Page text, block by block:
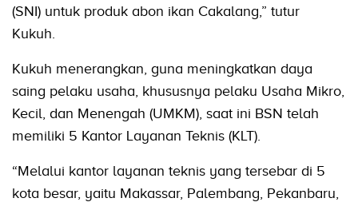
(SNI) untuk produk abon ikan Cakalang,” tutur
Kukuh.
Kukuh menerangkan, guna meningkatkan daya
saing pelaku usaha, khususnya pelaku Usaha Mikro,
Kecil, dan Menengah (UMKM), saat ini BSN telah
memiliki 5 Kantor Layanan Teknis (KLT).
“Melalui kantor layanan teknis yang tersebar di 5
kota besar, yaitu Makassar, Palembang, Pekanbaru,